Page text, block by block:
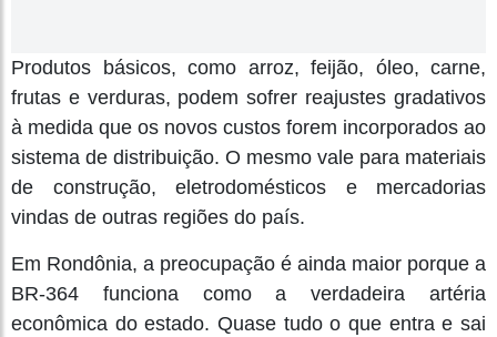
Produtos básicos, como arroz, feijão, óleo, carne,
frutas e verduras, podem sofrer reajustes gradativos
à medida que os novos custos forem incorporados ao
sistema de distribuição. O mesmo vale para materiais
de construção, eletrodomésticos e mercadorias
vindas de outras regiões do país.
Em Rondônia, a preocupação é ainda maior porque a
BR-364 funciona como a verdadeira artéria
econômica do estado. Quase tudo o que entra e sai